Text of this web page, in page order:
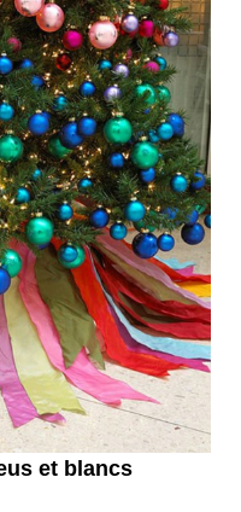
et blancs